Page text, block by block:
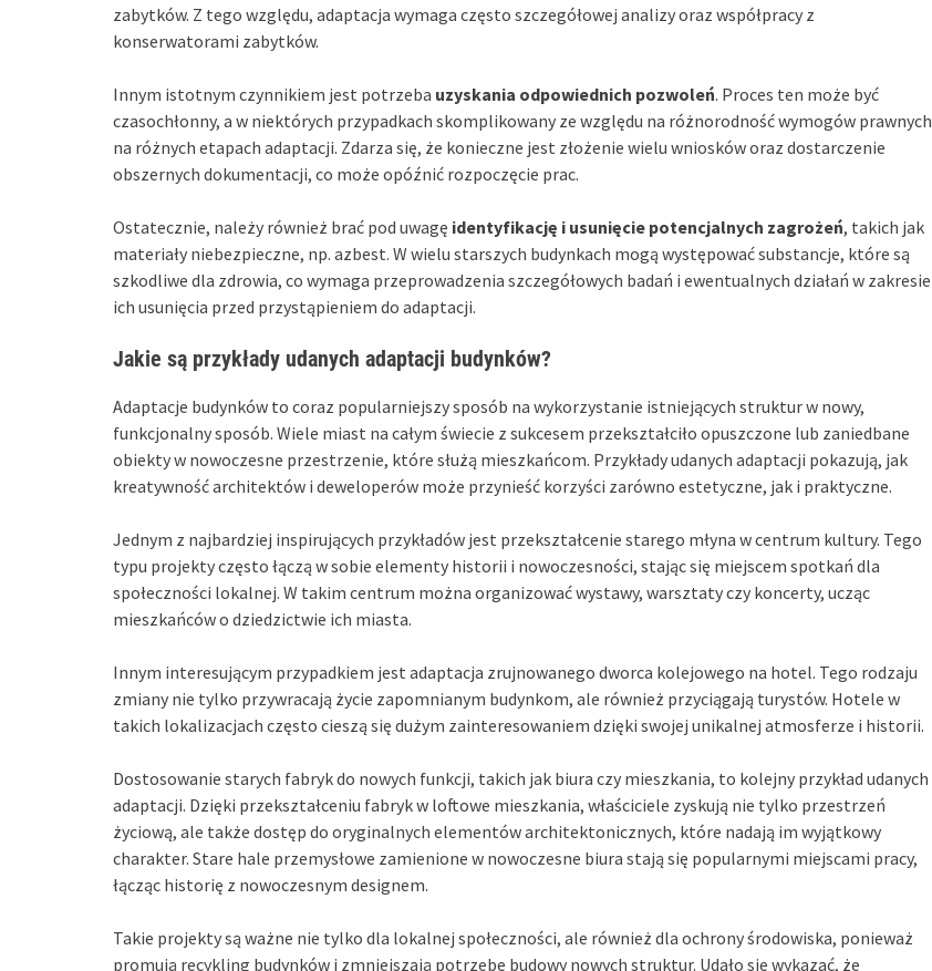
zabytków. Z tego względu, adaptacja wymaga często szczegółowej analizy oraz współpracy z
konserwatorami zabytków.
Innym istotnym czynnikiem jest potrzeba uzyskania odpowiednich pozwoleń. Proces ten może być
czasochłonny, a w niektórych przypadkach skomplikowany ze względu na różnorodność wymogów prawnych
na różnych etapach adaptacji. Zdarza się, że konieczne jest złożenie wielu wniosków oraz dostarczenie
obszernych dokumentacji, co może opóźnić rozpoczęcie prac.
Ostatecznie, należy również brać pod uwagę identyfikację i usunięcie potencjalnych zagrożeń, takich jak
materiały niebezpieczne, np. azbest. W wielu starszych budynkach mogą występować substancje, które są
szkodliwe dla zdrowia, co wymaga przeprowadzenia szczegółowych badań i ewentualnych działań w zakresie
ich usunięcia przed przystąpieniem do adaptacji.
Jakie są przykłady udanych adaptacji budynków?
Adaptacje budynków to coraz popularniejszy sposób na wykorzystanie istniejących struktur w nowy,
funkcjonalny sposób. Wiele miast na całym świecie z sukcesem przekształciło opuszczone lub zaniedbane
obiekty w nowoczesne przestrzenie, które służą mieszkańcom. Przykłady udanych adaptacji pokazują, jak
kreatywność architektów i deweloperów może przynieść korzyści zarówno estetyczne, jak i praktyczne.
Jednym z najbardziej inspirujących przykładów jest przekształcenie starego młyna w centrum kultury. Tego
typu projekty często łączą w sobie elementy historii i nowoczesności, stając się miejscem spotkań dla
społeczności lokalnej. W takim centrum można organizować wystawy, warsztaty czy koncerty, ucząc
mieszkańców o dziedzictwie ich miasta.
Innym interesującym przypadkiem jest adaptacja zrujnowanego dworca kolejowego na hotel. Tego rodzaju
zmiany nie tylko przywracają życie zapomnianym budynkom, ale również przyciągają turystów. Hotele w
takich lokalizacjach często cieszą się dużym zainteresowaniem dzięki swojej unikalnej atmosferze i historii.
Dostosowanie starych fabryk do nowych funkcji, takich jak biura czy mieszkania, to kolejny przykład udanych
adaptacji. Dzięki przekształceniu fabryk w loftowe mieszkania, właściciele zyskują nie tylko przestrzeń
życiową, ale także dostęp do oryginalnych elementów architektonicznych, które nadają im wyjątkowy
charakter. Stare hale przemysłowe zamienione w nowoczesne biura stają się popularnymi miejscami pracy,
łącząc historię z nowoczesnym designem.
Takie projekty są ważne nie tylko dla lokalnej społeczności, ale również dla ochrony środowiska, ponieważ
promują recykling budynków i zmniejszają potrzebę budowy nowych struktur. Udało się wykazać, że